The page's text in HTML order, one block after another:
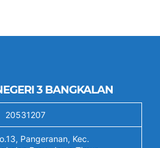
3 BANGKALAN
20531207
Pangeranan, Kec.